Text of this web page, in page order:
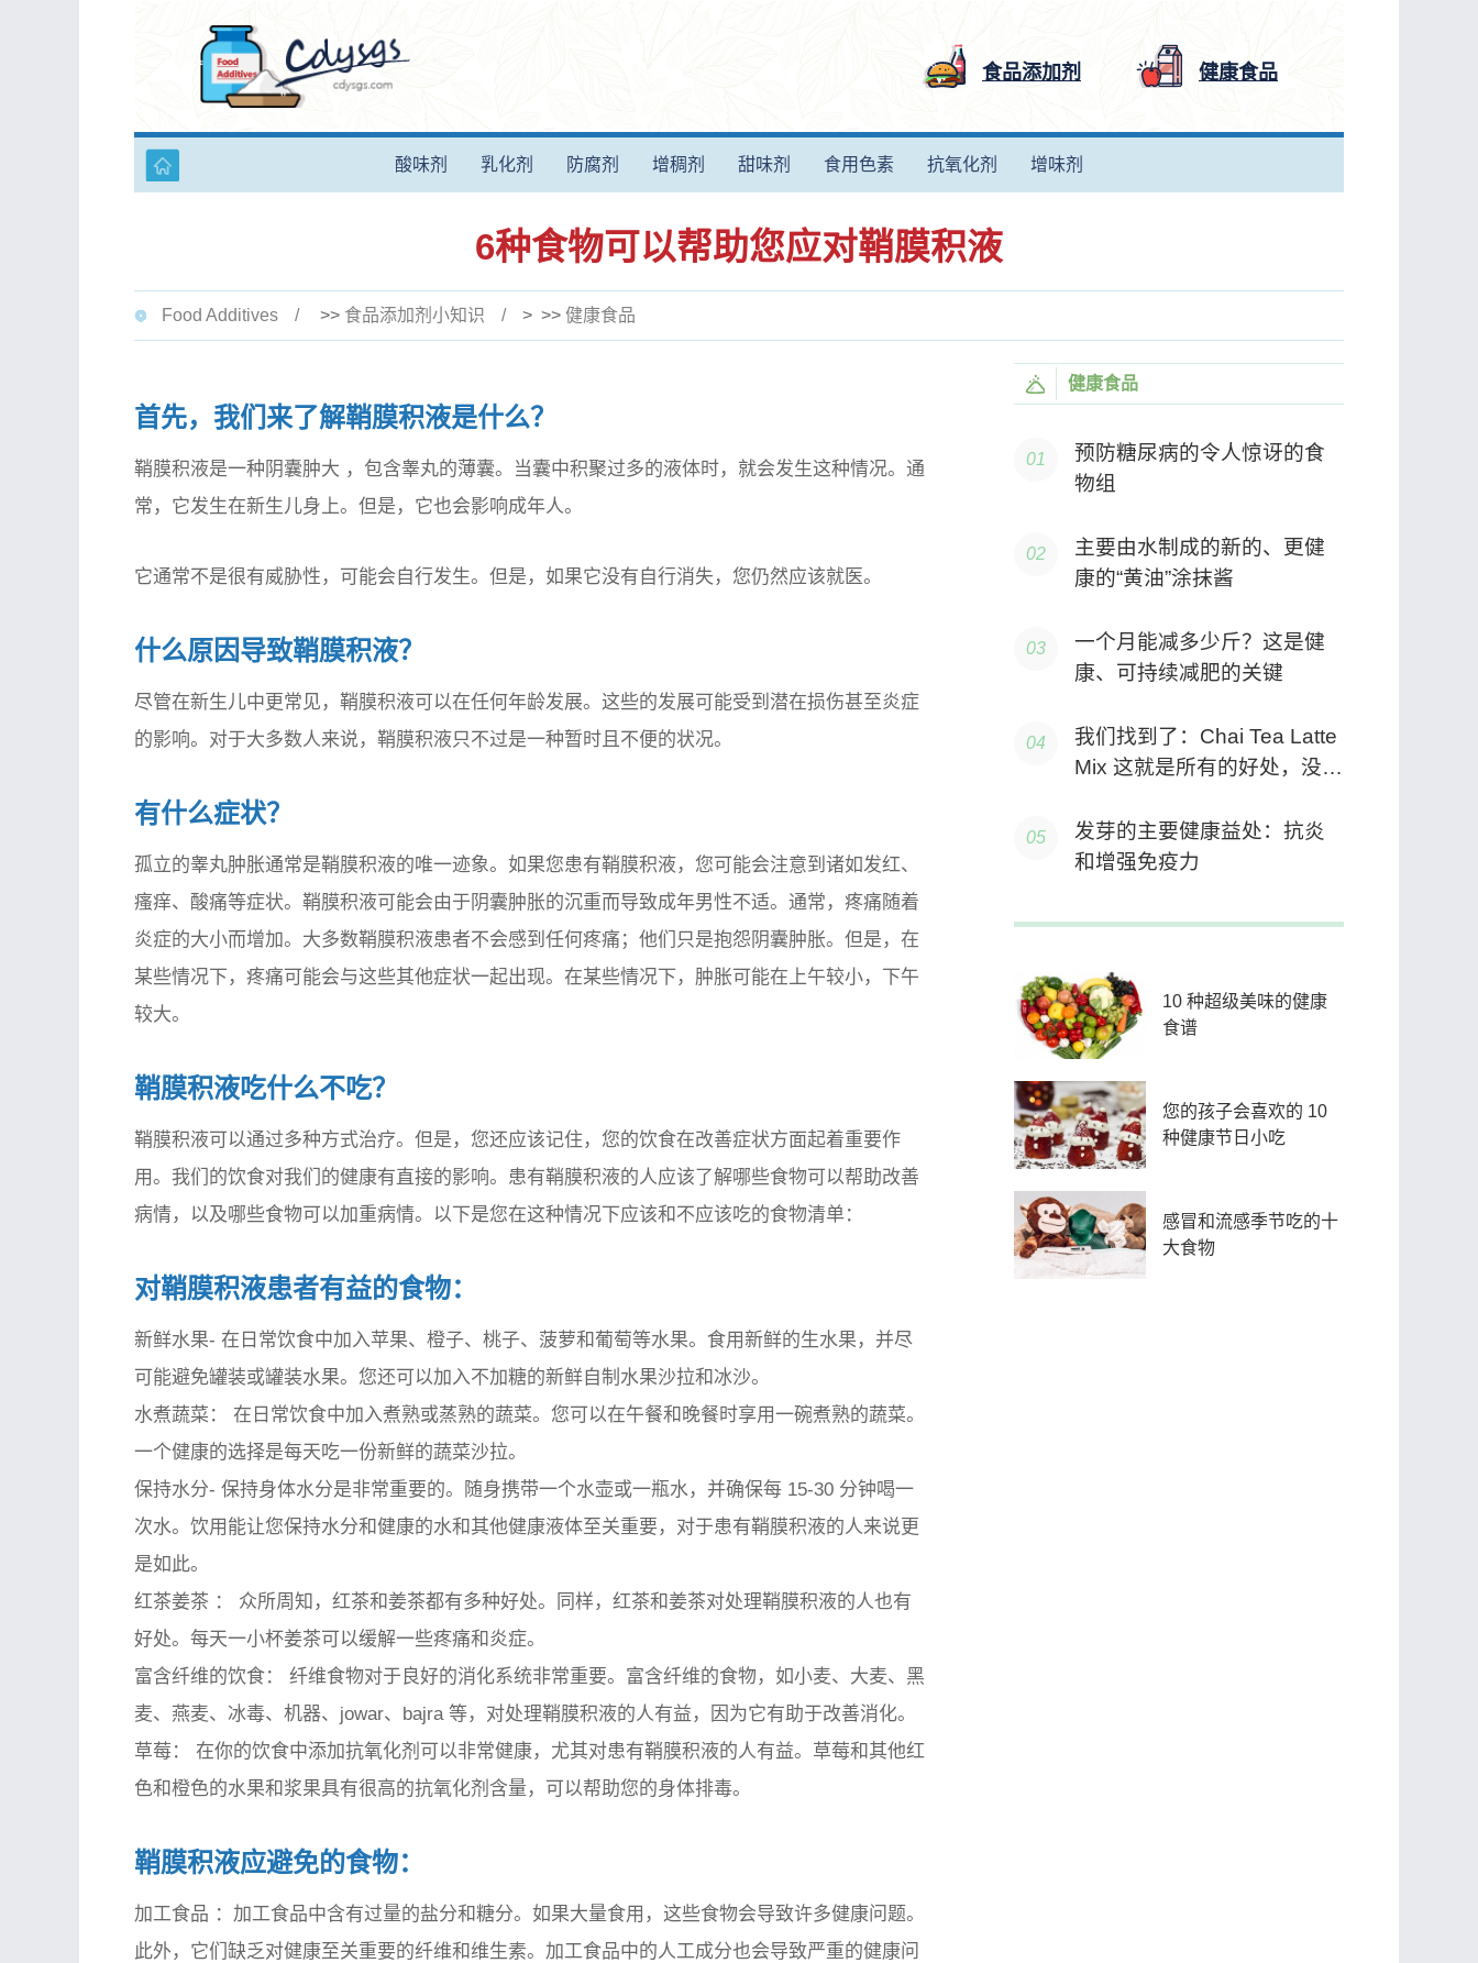
食品添加剂 健康食品
酸味剂 乳化剂 防腐剂 增稠剂 甜味剂 食用色素 抗氧化剂 增味剂
6种食物可以帮助您应对鞘膜积液
Food Additives >> 食品添加剂小知识 > >> 健康食品
首先，我们来了解鞘膜积液是什么？
鞘膜积液是一种 阴囊肿大 ，包含睾丸的薄囊。当囊中积聚过多的液体时，就会发生这种情况。通
常，它发生在新生儿身上。但是，它也会影响成年人。
它通常不是很有威胁性，可能会自行发生。但是，如果它没有自行消失，您仍然应该就医。
什么原因导致鞘膜积液？
尽管在新生儿中更常见，鞘膜积液可以在任何年龄发展。这些的发展可能受到潜在损伤甚至炎症
的影响。对于大多数人来说，鞘膜积液只不过是一种暂时且不便的状况。
有什么症状？
孤立的睾丸肿胀通常是鞘膜积液的唯一迹象。如果您患有鞘膜积液，您可能会注意到诸如发红、
瘙痒、酸痛等症状。鞘膜积液可能会由于阴囊肿胀的沉重而导致成年男性不适。通常，疼痛随着
炎症的大小而增加。大多数鞘膜积液患者不会感到任何疼痛；他们只是抱怨阴囊肿胀。但是，在
某些情况下，疼痛可能会与这些其他症状一起出现。在某些情况下，肿胀可能在上午较小，下午
较大。
鞘膜积液吃什么不吃？
鞘膜积液可以通过多种方式治疗。但是，您还应该记住，您的饮食在改善症状方面起着重要作
用。我们的饮食对我们的健康有直接的影响。患有鞘膜积液的人应该了解哪些食物可以帮助改善
病情，以及哪些食物可以加重病情。以下是您在这种情况下应该和不应该吃的食物清单：
对鞘膜积液患者有益的食物：
新鲜水果- 在日常饮食中加入苹果、橙子、桃子、菠萝和葡萄等水果。食用新鲜的生水果，并尽
可能避免罐装或罐装水果。您还可以加入不加糖的新鲜自制水果沙拉和冰沙。
水煮蔬菜：
在日常饮食中加入煮熟或蒸熟的蔬菜。您可以在午餐和晚餐时享用一碗煮熟的蔬菜。
一个健康的选择是每天吃一份新鲜的蔬菜沙拉。
保持水分- 保持身体水分是非常重要的。随身携带一个水壶或一瓶水，并确保每 15-30 分钟喝一
次水。饮用能让您保持水分和健康的水和其他健康液体至关重要，对于患有鞘膜积液的人来说更
是如此。
红茶姜茶 ：
众所周知，红茶和姜茶都有多种好处。同样，红茶和姜茶对处理鞘膜积液的人也有
好处。每天一小杯姜茶可以缓解一些疼痛和炎症。
富含纤维的饮食：
纤维食物对于良好的消化系统非常重要。富含纤维的食物，如小麦、大麦、黑
麦、燕麦、冰毒、机器、jowar、bajra 等，对处理鞘膜积液的人有益，因为它有助于改善消化。
草莓：
在你的饮食中添加抗氧化剂可以非常健康，尤其对患有鞘膜积液的人有益。草莓和其他红
色和橙色的水果和浆果具有很高的抗氧化剂含量，可以帮助您的身体排毒。
鞘膜积液应避免的食物：
加工食品 ：加工食品中含有过量的盐分和糖分。如果大量食用，这些食物会导致许多健康问题。
此外，它们缺乏对健康至关重要的纤维和维生素。加工食品中的人工成分也会导致严重的健康问
健康食品
预防糖尿病的令人惊讶的食
物组
主要由水制成的新的、更健
康的“黄油”涂抹酱
一个月能减多少斤？这是健
康、可持续减肥的关键
我们找到了：Chai Tea Latte
Mix 这就是所有的好处，没有
发芽的主要健康益处：抗炎
和增强免疫力
10 种超级美味的健康
食谱
您的孩子会喜欢的 10
种健康节日小吃
感冒和流感季节吃的十
大食物